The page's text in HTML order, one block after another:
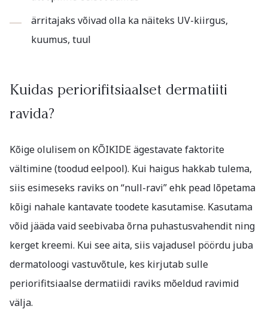
ärritajaks võivad olla ka näiteks UV-kiirgus,
kuumus, tuul
Kuidas periorifitsiaalset dermatiiti
ravida?
Kõige olulisem on KÕIKIDE ägestavate faktorite
vältimine (toodud eelpool). Kui haigus hakkab tulema,
siis esimeseks raviks on “null-ravi” ehk pead lõpetama
kõigi nahale kantavate toodete kasutamise. Kasutama
võid jääda vaid seebivaba õrna puhastusvahendit ning
kerget kreemi. Kui see aita, siis vajadusel pöördu juba
dermatoloogi vastuvõtule, kes kirjutab sulle
periorifitsiaalse dermatiidi raviks mõeldud ravimid
välja.